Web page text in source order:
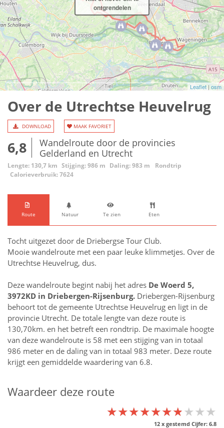
Leaflet | osm
ontgrendelen
Over de Utrechtse Heuvelrug
DOWNLOAD MAAK FAVORIET
6,8
Wandelroute door de provincies
Gelderland en Utrecht
Lengte: 130,7 km Stijging: 986 m Daling: 983 m
Rondtrip
Calorieverbruik: 7624
Route Natuur Te zien Eten
Tocht uitgezet door de Driebergse Tour Club.
Mooie wandelroute met een paar leuke klimmetjes. Over de
Utrechtse Heuvelrug, dus.
Deze wandelroute begint nabij het adres De Woerd 5,
3972KD in Driebergen-Rijsenburg. Driebergen-Rijsenburg
behoort tot de gemeente Utrechtse Heuvelrug en ligt in de
provincie Utrecht. De totale lengte van deze route is
130,70km. en het betreft een rondtrip. De maximale hoogte
van deze wandelroute is 58 met een stijging van in totaal
986 meter en de daling van in totaal 983 meter. Deze route
krijgt een gemiddelde waardering van 6.8.
Waardeer deze route
★★★★★★★★★★
★★★★★★★★★★
★★★★★★★★★★
12 x gestemd Cijfer: 6.8